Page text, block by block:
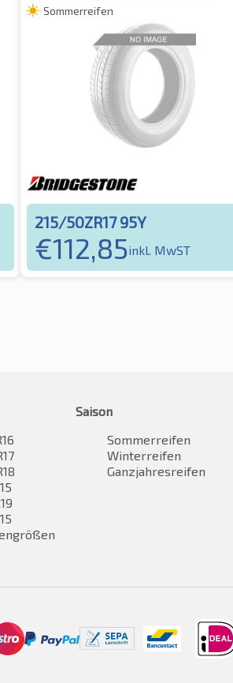
Sommerreifen
215/50ZR17 95Y
€112,85inkl. MwST
Saison
Sommerreifen
Winterreifen
Ganzjahresreifen